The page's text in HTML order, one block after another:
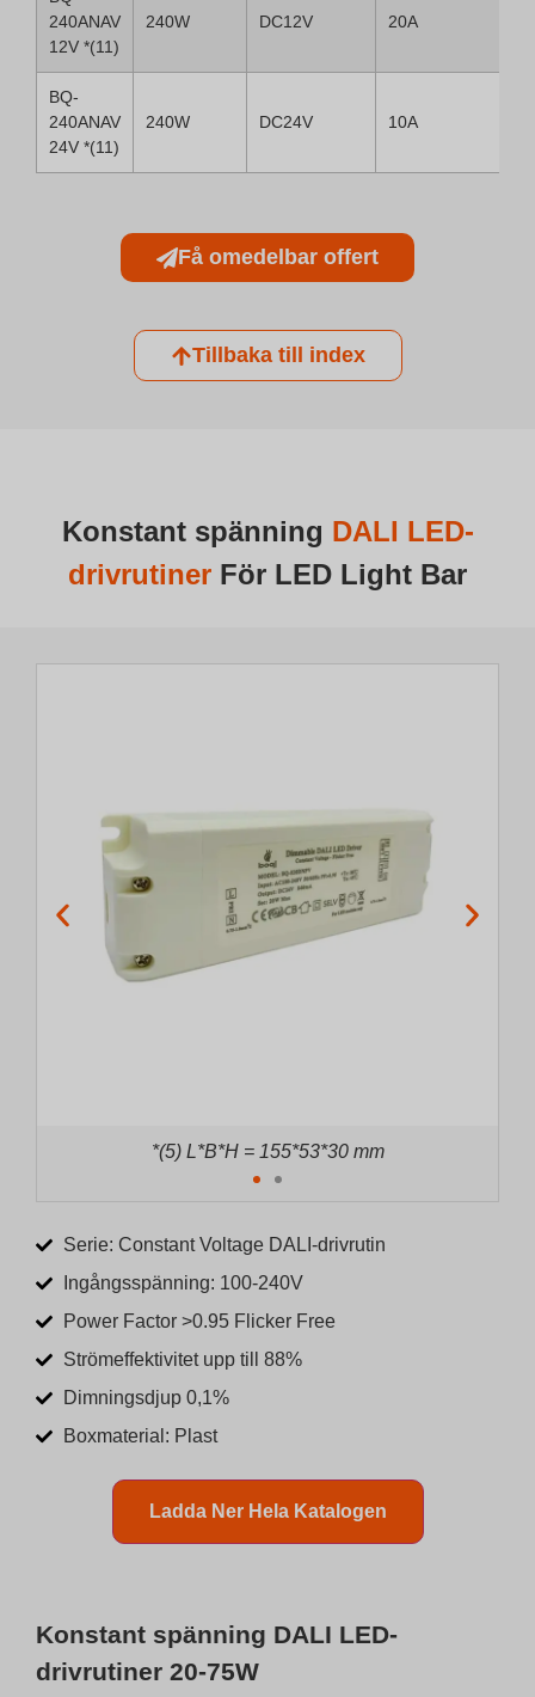
240ANAV
12V *(11)
240W DC12V 20A
BQ-
240ANAV
24V *(11)
240W DC24V 10A
Få omedelbar offert
Tillbaka till index
Konstant spänning DALI LED-
drivrutiner För LED Light Bar
*(6) L*B*H = 175*56*31 mm
Serie: Constant Voltage DALI-drivrutin
Ingångsspänning: 100-240V
Power Factor >0.95 Flicker Free
Strömeffektivitet upp till 88%
Dimningsdjup 0,1%
Boxmaterial: Plast
Ladda Ner Hela Katalogen
Konstant spänning DALI LED-
drivrutiner 20-75W